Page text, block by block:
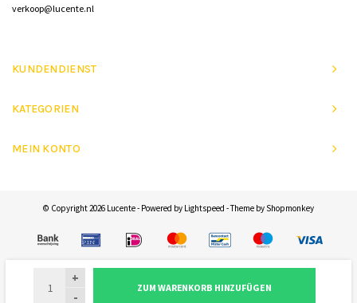
+
-
ZUM WARENKORB HINZUFÜGEN
verkoop@lucente.nl
KUNDENDIENST
KATEGORIEN
MEIN KONTO
© Copyright 2026 Lucente - Powered by Lightspeed - Theme by Shopmonkey